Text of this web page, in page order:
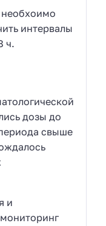
интервалы
ч.
дозы до
свыше
и